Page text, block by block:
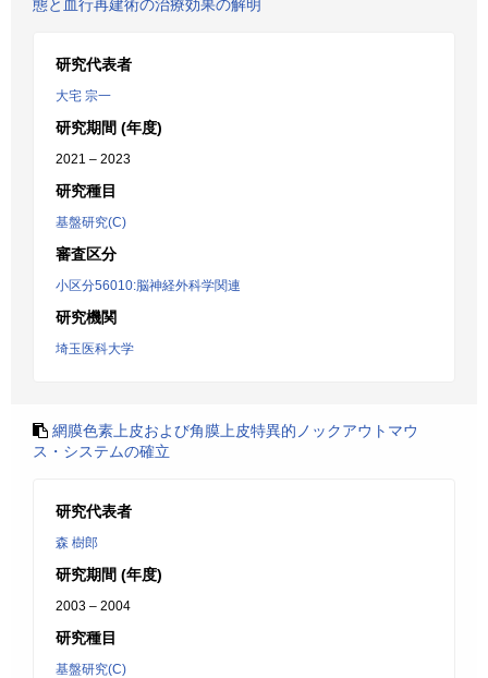
態と血行再建術の治療効果の解明
研究代表者
大宅 宗一
研究期間 (年度)
2021 – 2023
研究種目
基盤研究(C)
審査区分
小区分56010:脳神経外科学関連
研究機関
埼玉医科大学
網膜色素上皮および角膜上皮特異的ノックアウトマウ
ス・システムの確立
研究代表者
森 樹郎
研究期間 (年度)
2003 – 2004
研究種目
基盤研究(C)